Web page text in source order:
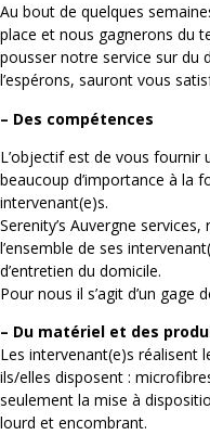
Au bout de quelques
place et nous gagnerons du
pousser notre service sur du
l’espérons, sauront vous
– Des compétences
L’objectif est de vous fournir
beaucoup d’importance à la
intervenant(e)s.
Serenity’s Auvergne
l’ensemble de ses
d’entretien du domicile.
Pour nous il s’agit d’un
– Du matériel et des
Les intervenant(e)s réalisent
ils/elles disposent :
seulement la mise à
lourd et encombrant.